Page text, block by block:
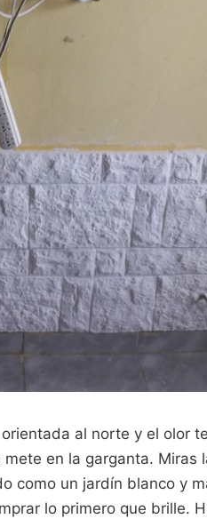
al norte y el olor
en la garganta. Miras
como un jardín blanco y
lo primero que brille.